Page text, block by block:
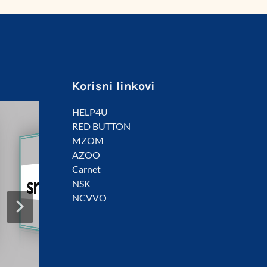
Korisni linkovi
HELP4U
RED BUTTON
MZOM
AZOO
Carnet
NSK
NCVVO